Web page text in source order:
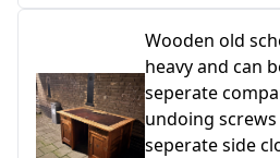
Wooden old
heavy and can
seperate
undoing
seperate side